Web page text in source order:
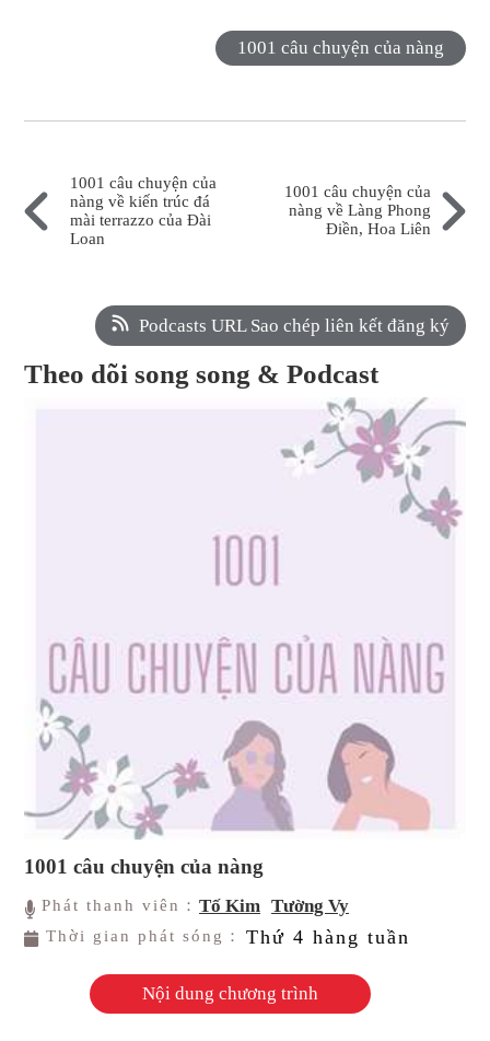
1001 câu chuyện của nàng
1001 câu chuyện của
nàng về kiến trúc đá
mài terrazzo của Đài
Loan
1001 câu chuyện của
nàng về Làng Phong
Điền, Hoa Liên
Podcasts URL Sao chép liên kết đăng ký
Theo dõi song song & Podcast
1001 câu chuyện của nàng
Phát thanh viên：Tố Kim Tường Vy
Thời gian phát sóng： Thứ 4 hàng tuần
Nội dung chương trình